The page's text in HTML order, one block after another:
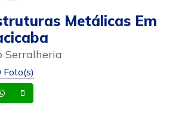
Metálicas Em
Serralheria
Foto(s)
Whatsapp